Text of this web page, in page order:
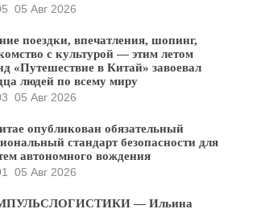
05 Авг 2026
поездки, впечатления, шопинг,
с культурой — этим летом
«Путешествие в Китай» завоевал
людей по всему миру
05 Авг 2026
опубликован обязательный
стандарт безопасности для
автономного вождения
05 Авг 2026
— Ильина